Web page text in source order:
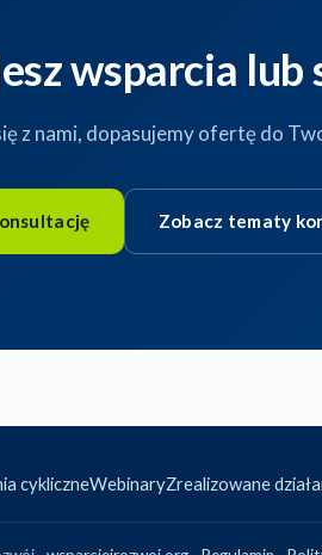
wsparcia lub
z nami, dopasujemy ofertę do
Zobacz tematy
cykliczneWebinaryZrealizowane